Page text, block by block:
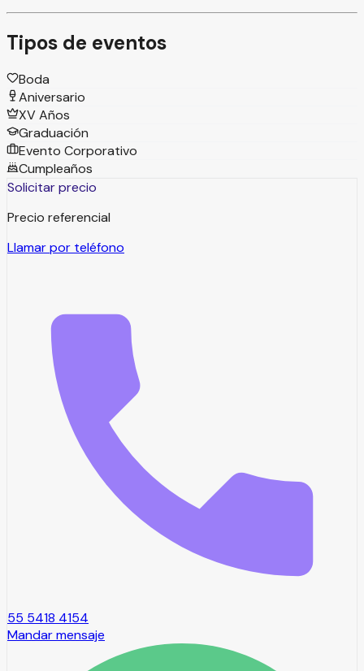
Tipos de eventos
Boda
Aniversario
XV Años
Graduación
Evento Corporativo
Cumpleaños
Solicitar precio
Precio referencial
Llamar por teléfono
55 5418 4154
Mandar mensaje